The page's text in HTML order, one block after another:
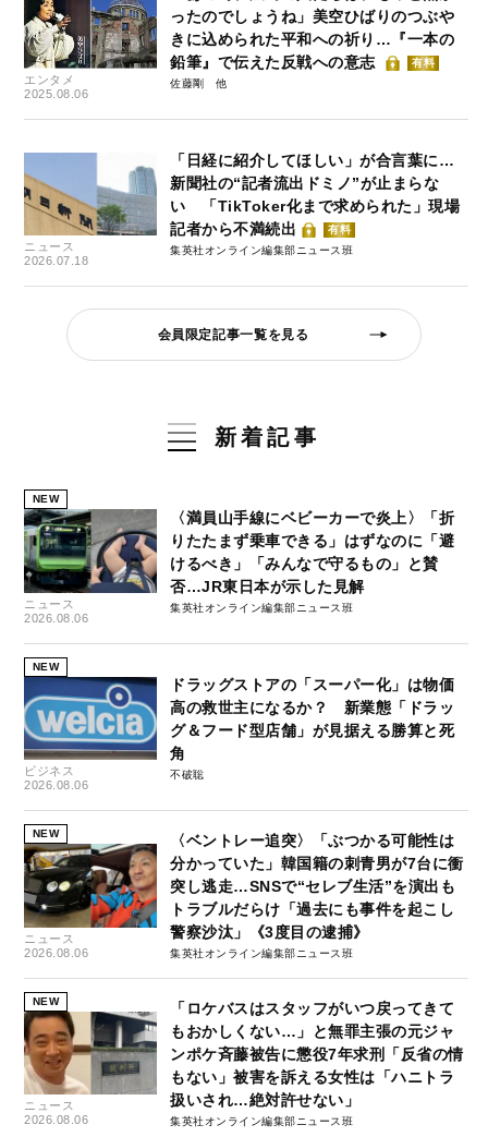
エンタメ
2025.08.06
ったのでしょうね」美空ひばりのつぶや
きに込められた平和への祈り…『一本の
鉛筆』で伝えた反戦への意志
有料
佐藤剛
ニュース
2026.07.18
「日経に紹介してほしい」が合言葉に…
新聞社の“記者流出ドミノ”が止まらな
い 「TikToker化まで求められた」現場
記者から不満続出
有料
集英社オンライン編集部ニュース班
会員限定記事一覧を見る
新着記事
NEW
ニュース
2026.08.06
〈満員山手線にベビーカーで炎上〉「折
りたたまず乗車できる」はずなのに「避
けるべき」「みんなで守るもの」と賛
否…JR東日本が示した見解
集英社オンライン編集部ニュース班
NEW
ビジネス
2026.08.06
ドラッグストアの「スーパー化」は物価
高の救世主になるか？ 新業態「ドラッ
グ＆フード型店舗」が見据える勝算と死
角
不破聡
NEW
ニュース
2026.08.06
〈ベントレー追突〉「ぶつかる可能性は
分かっていた」韓国籍の刺青男が7台に衝
突し逃走…SNSで“セレブ生活”を演出も
トラブルだらけ「過去にも事件を起こし
警察沙汰」《3度目の逮捕》
集英社オンライン編集部ニュース班
NEW
ニュース
2026.08.06
「ロケバスはスタッフがいつ戻ってきて
もおかしくない…」と無罪主張の元ジャ
ンポケ斉藤被告に懲役7年求刑「反省の情
もない」被害を訴える女性は「ハニトラ
扱いされ…絶対許せない」
集英社オンライン編集部ニュース班